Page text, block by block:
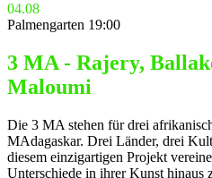
04.08
Palmengarten 19:00
3 MA - Rajery,
Maloumi
Die 3 MA stehen für drei
MAdagaskar. Drei Länder, drei
diesem einzigartigen Projekt
Unterschiede in ihrer Kunst hinaus